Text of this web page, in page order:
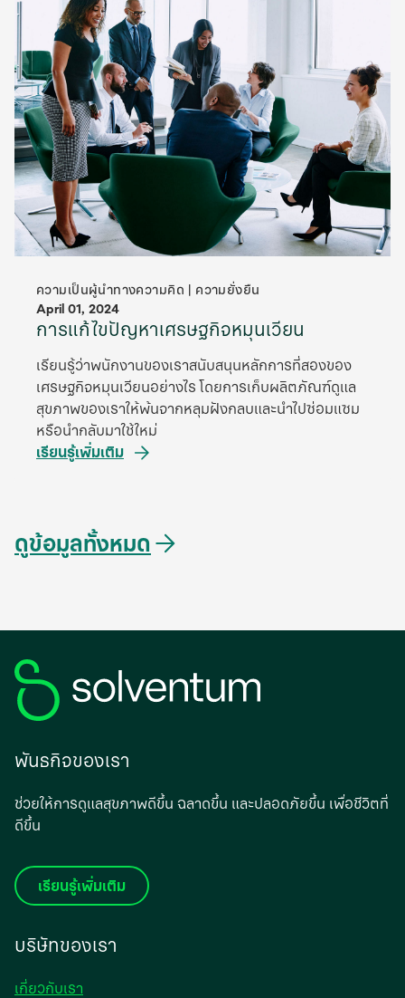
ความเป็นผู้นําทางความคิด | ความยั่งยืน
April 01, 2024
การแก้ไขปัญหาเศรษฐกิจหมุนเวียน
เรียนรู้ว่าพนักงานของเราสนับสนุนหลักการที่สองของ
เศรษฐกิจหมุนเวียนอย่างไร โดยการเก็บผลิตภัณฑ์ดูแล
สุขภาพของเราให้พ้นจากหลุมฝังกลบและนำไปซ่อมแซม
หรือนํากลับมาใช้ใหม่
เรียนรู้เพิ่มเติม
ดูข้อมูลทั้งหมด
พันธกิจของเรา
ช่วยให้การดูแลสุขภาพดีขึ้น ฉลาดขึ้น และปลอดภัยขึ้น เพื่อชีวิตที่
ดีขึ้น
เรียนรู้เพิ่มเติม
บริษัทของเรา
เกี่ยวกับเรา